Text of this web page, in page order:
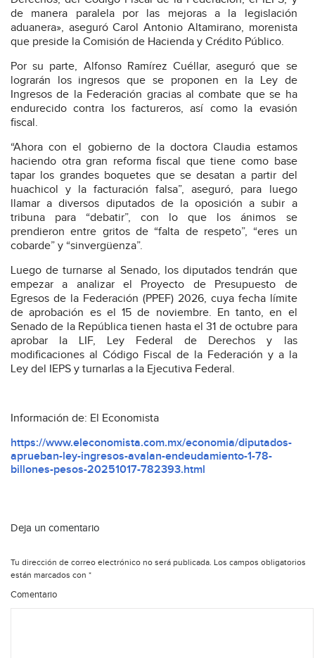
de manera paralela por las mejoras a la legislación
aduanera», aseguró Carol Antonio Altamirano, morenista
que preside la Comisión de Hacienda y Crédito Público.
Por su parte, Alfonso Ramírez Cuéllar, aseguró que se
lograrán los ingresos que se proponen en la Ley de
Ingresos de la Federación gracias al combate que se ha
endurecido contra los factureros, así como la evasión
fiscal.
“Ahora con el gobierno de la doctora Claudia estamos
haciendo otra gran reforma fiscal que tiene como base
tapar los grandes boquetes que se desatan a partir del
huachicol y la facturación falsa”, aseguró, para luego
llamar a diversos diputados de la oposición a subir a
tribuna para “debatir”, con lo que los ánimos se
prendieron entre gritos de “falta de respeto”, “eres un
cobarde” y “sinvergüenza”.
Luego de turnarse al Senado, los diputados tendrán que
empezar a analizar el Proyecto de Presupuesto de
Egresos de la Federación (PPEF) 2026, cuya fecha límite
de aprobación es el 15 de noviembre. En tanto, en el
Senado de la República tienen hasta el 31 de octubre para
aprobar la LIF, Ley Federal de Derechos y las
modificaciones al Código Fiscal de la Federación y a la
Ley del IEPS y turnarlas a la Ejecutiva Federal.
Información de: El Economista
https://www.eleconomista.com.mx/economia/diputados-
aprueban-ley-ingresos-avalan-endeudamiento-1-78-
billones-pesos-20251017-782393.html
Deja un comentario
Tu dirección de correo electrónico no será publicada. Los campos obligatorios
están marcados con *
Comentario